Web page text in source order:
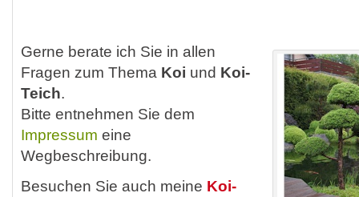
Gerne berate ich Sie in allen
Fragen zum Thema Koi und Koi-
Teich.
Bitte entnehmen Sie dem
Impressum eine
Wegbeschreibung.
Besuchen Sie auch meine Koi-